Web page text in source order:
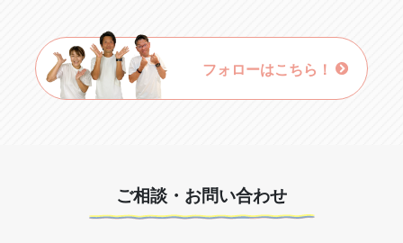
フォローはこちら！
ご相談・お問い合わせ